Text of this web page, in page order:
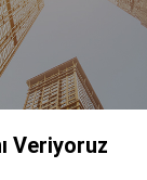
Veriyoruz